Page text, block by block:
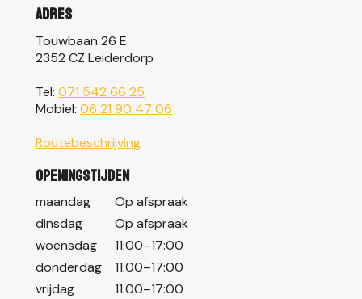
Adres
Touwbaan 26 E
2352 CZ Leiderdorp
Tel: 071 542 66 25
Mobiel: 06 21 90 47 06
Routebeschrijving
Openingstijden
maandag
Op afspraak
dinsdag
Op afspraak
woensdag
11:00–17:00
donderdag
11:00–17:00
vrijdag
11:00–17:00